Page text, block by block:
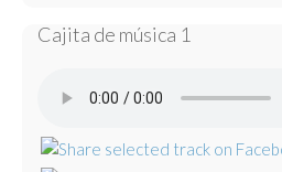
Cajita de música 1